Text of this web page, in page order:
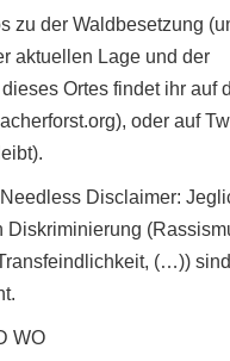
zu der Waldbesetzung
aktuellen Lage und der
Ortes findet ihr auf
oder auf
Disclaimer:
Diskriminierung
(…))
WO